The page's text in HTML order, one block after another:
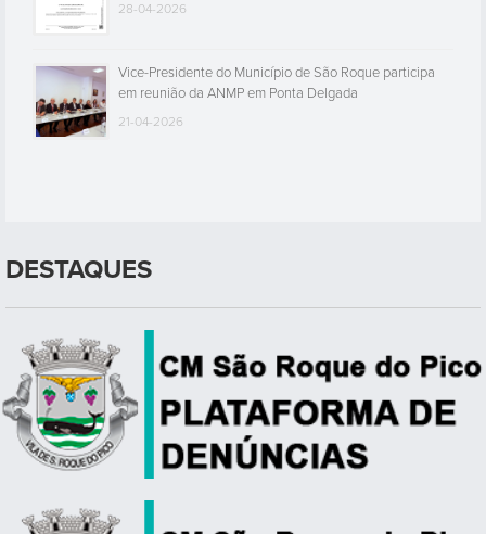
28-04-2026
Vice-Presidente do Município de São Roque participa
em reunião da ANMP em Ponta Delgada
21-04-2026
DESTAQUES